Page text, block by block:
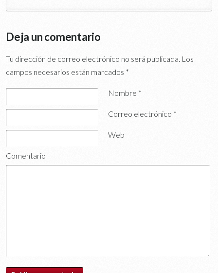
Deja un comentario
Tu dirección de correo electrónico no será publicada. Los
campos necesarios están marcados *
Nombre *
Correo electrónico *
Web
Comentario